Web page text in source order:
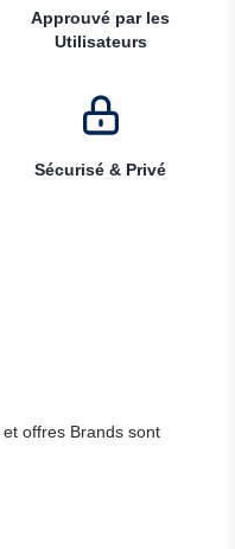
Approuvé par les
Utilisateurs
Sécurisé & Privé
offres Brands sont